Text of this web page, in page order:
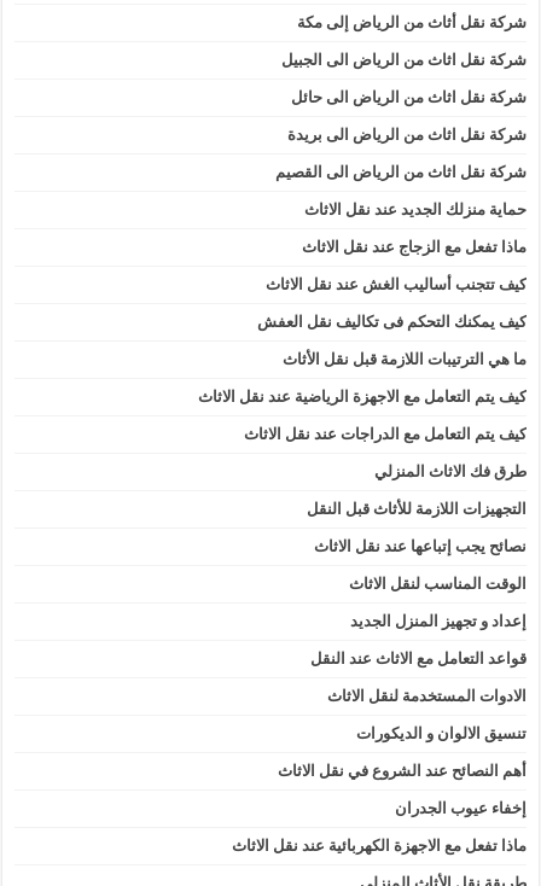
شركة نقل أثاث من الرياض إلى مكة
شركة نقل اثاث من الرياض الى الجبيل
شركة نقل اثاث من الرياض الى حائل
شركة نقل اثاث من الرياض الى بريدة
شركة نقل اثاث من الرياض الى القصيم
حماية منزلك الجديد عند نقل الاثاث
ماذا تفعل مع الزجاج عند نقل الاثاث
كيف تتجنب أساليب الغش عند نقل الاثاث
كيف يمكنك التحكم فى تكاليف نقل العفش
ما هي الترتيبات اللازمة قبل نقل الأثاث
كيف يتم التعامل مع الاجهزة الرياضية عند نقل الاثاث
كيف يتم التعامل مع الدراجات عند نقل الاثاث
طرق فك الاثاث المنزلي
التجهيزات اللازمة للأثاث قبل النقل
نصائح يجب إتباعها عند نقل الاثاث
الوقت المناسب لنقل الاثاث
إعداد و تجهيز المنزل الجديد
قواعد التعامل مع الاثاث عند النقل
الادوات المستخدمة لنقل الاثاث
تنسيق الالوان و الديكورات
أهم النصائح عند الشروع في نقل الاثاث
إخفاء عيوب الجدران
ماذا تفعل مع الاجهزة الكهربائية عند نقل الاثاث